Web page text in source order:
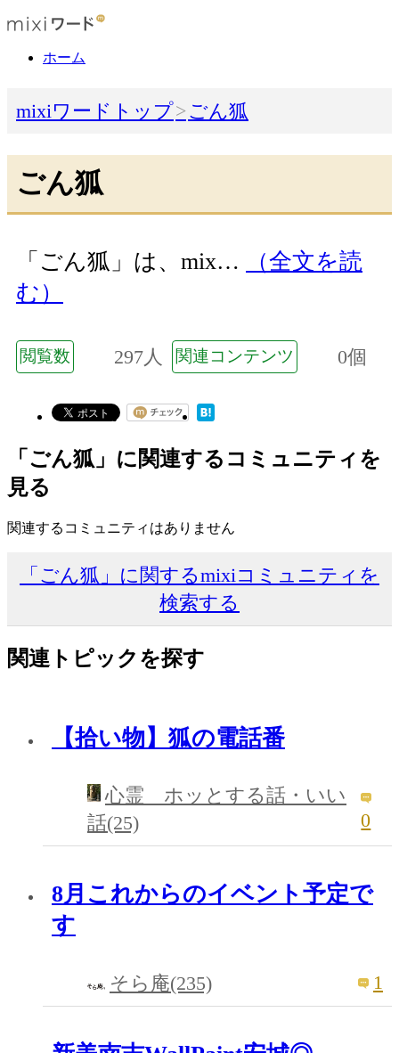
ホーム
mixiワードトップ ごん狐
ごん狐
「ごん狐」は、mix…
（全文を読
む）
閲覧数 297人 関連コンテンツ 0個
「ごん狐」に関連するコミュニティを
見る
関連するコミュニティはありません
「ごん狐」に関するmixiコミュニティを
検索する
関連トピックを探す
【拾い物】狐の電話番
心霊 ホッとする話・いい
話(25)
0
8月これからのイベント予定で
す
そら庵(235) 1